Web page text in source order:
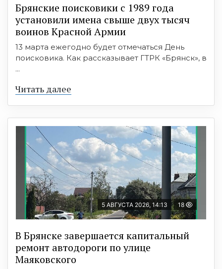
Брянские поисковики с 1989 года
установили имена свыше двух тысяч
воинов Красной Армии
13 марта ежегодно будет отмечаться День
поисковика. Как рассказывает ГТРК «Брянск», в
...
Читать далее
5 АВГУСТА 2026, 14:13 18
В Брянске завершается капитальный
ремонт автодороги по улице
Маяковского